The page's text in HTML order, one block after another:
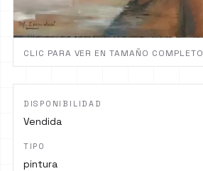
CLIC PARA VER EN TAMAÑO COMPLETO
DISPONIBILIDAD
Vendida
TIPO
pintura